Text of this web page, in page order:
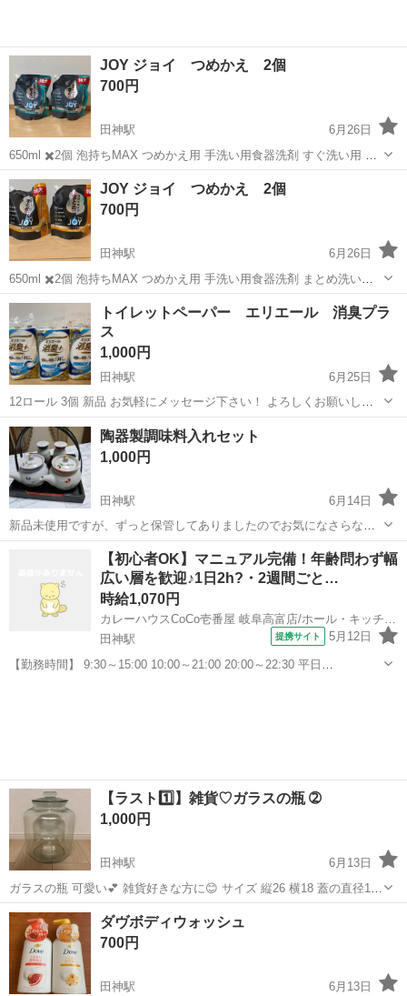
JOY ジョイ つめかえ 2個
700円
田神駅
6月26日
650ml ✖️2個 泡持ちMAX つめかえ用 手洗い用食器洗剤 すぐ洗い用 お
気軽にメッセージ下さい！ よろしくお願いします。
岐阜 岐阜市 掃除用具 ジョイ
JOY ジョイ つめかえ 2個
700円
田神駅
6月26日
650ml ✖️2個 泡持ちMAX つめかえ用 手洗い用食器洗剤 まとめ洗い用
お気軽にメッセージ下さい！ よろしくお願いします。
岐阜 岐阜市 田神駅 掃除用具
トイレットペーパー エリエール 消臭プラ
ス
1,000円
田神駅
6月25日
12ロール 3個 新品 お気軽にメッセージ下さい！ よろしくお願いしま
す。
岐阜 岐阜市 田神駅 家庭用品 エリエール
陶器製調味料入れセット
1,000円
田神駅
6月14日
新品未使用ですが、ずっと保管してありましたのでお気になさらない
方、よろしくお願いいたします。
田神駅 調理器具
【初心者OK】マニュアル完備！年齢問わず幅
広い層を歓迎♪1日2h?・2週間ごと…
時給1,070円
カレーハウスCoCo壱番屋 岐阜高富店/ホール・キッチンスタッフ
田神駅
提携サイト 5月12日
【勤務時間】 9:30～15:00 10:00～21:00 20:00～22:30 平日
【ラスト1️⃣】雑貨♡ガラスの瓶 ➁
1,000円
田神駅
6月13日
ガラスの瓶 可愛い💕 雑貨好きな方に😊 サイズ 縦26 横18 蓋の直径14
お菓子を入れたり お米を入れたり
岐阜 岐阜市 田神駅 生活雑貨
ダヴボディウォッシュ
700円
田神駅 6月13日